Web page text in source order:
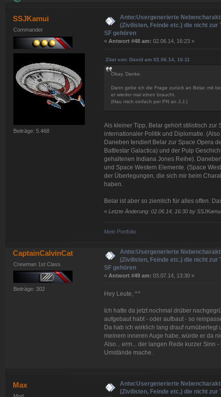
SSJKamui
Commander
Beiträge: 5.468
Antw:Usergenerierte
(Zivilisten, Feinde etc.) die nicht zur
SF gehören
« Antwort #48 am: 02.06.14, 16:23 »
Zitat von: David am 02.06.14, 16:11
Okay, Danke.
Dann gebe ich die Frage zurück an Belar, mit
er wieder mal einen braucht.
(Hau mich einfach per PN an J.J.)
Als kleiner Tipp, Belar gehört stilistisch zur
internationaler Politik und Diplomatie.
Daneben tendiert Belar zur Space Opera
Battlestar Galactica) und der Pulp
gehaltenen Indiana Jones Reihe).
und Space Western Elemente. (Space
der Überlegungen, die sich mir beim
haben.
Belar ist aber so ziemlich für alles offen.
« Letzte Änderung: 02.06.14, 16:30 by SSJKamui
Mein Portfolio
CaptainCalvinCat
Crewman 1st Class
Beiträge: 302
Antw:Usergenerierte
(Zivilisten, Feinde etc.) die nicht zur
SF gehören
« Antwort #49 am: 03.07.14, 13:30 »
Hey Leute, ^^
Ich hatte da jetzt nochmal drüber
aufgebaut habt - oder aufbaut - so
Da hab ich wirklich lang drauf rumüberlegt
meinem inneren Auge habe, würde er da
Also... erm... der langen Rede kurzer Sinn
Umstände mache.
Max
Antw:Usergenerierte
(Zivilisten, Feinde etc.) die nicht zur